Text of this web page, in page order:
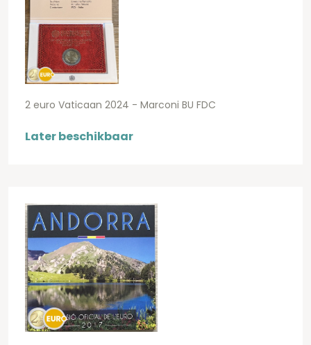
2 euro Vaticaan 2024 - Marconi BU FDC
Later beschikbaar